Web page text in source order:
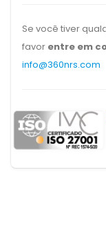
Se você tiver
favor entre em
info@360nrs.com